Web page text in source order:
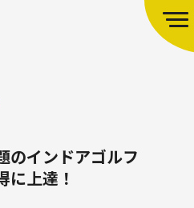
のインドアゴルフ
上達！